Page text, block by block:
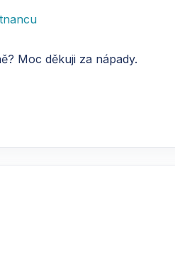
Moc děkuji za nápady.